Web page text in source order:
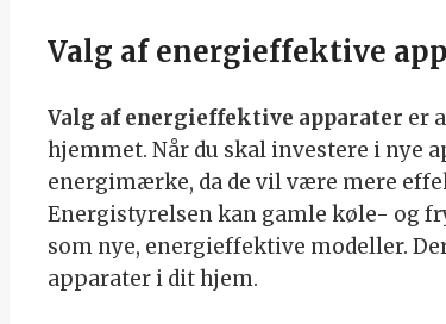
Valg af energieffektive
Valg af energieffektive apparater er
hjemmet. Når du skal investere i nye
energimærke, da de vil være mere
Energistyrelsen kan gamle køle- og
som nye, energieffektive modeller.
apparater i dit hjem.